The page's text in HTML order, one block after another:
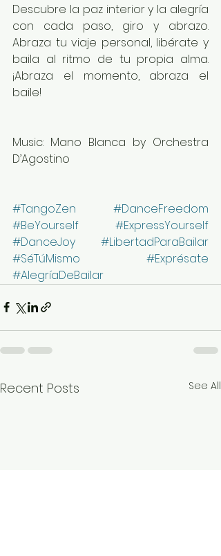
Descubre la paz interior y la alegría
con cada paso, giro y abrazo.
Abraza tu viaje personal, libérate y
baila al ritmo de tu propia alma.
¡Abraza el momento, abraza el
baile!
Music: Mano Blanca by Orchestra
D’Agostino
#TangoZen
#DanceFreedom
#BeYourself
#ExpressYourself
#DanceJoy
#LibertadParaBailar
#SéTúMismo
#Exprésate
#AlegríaDeBailar
Recent Posts See All